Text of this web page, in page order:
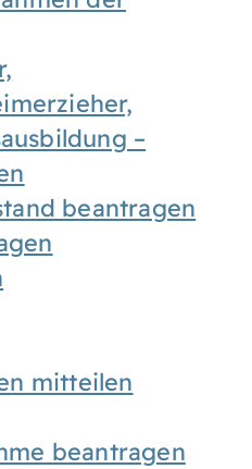
–
beantragen
mitteilen
beantragen